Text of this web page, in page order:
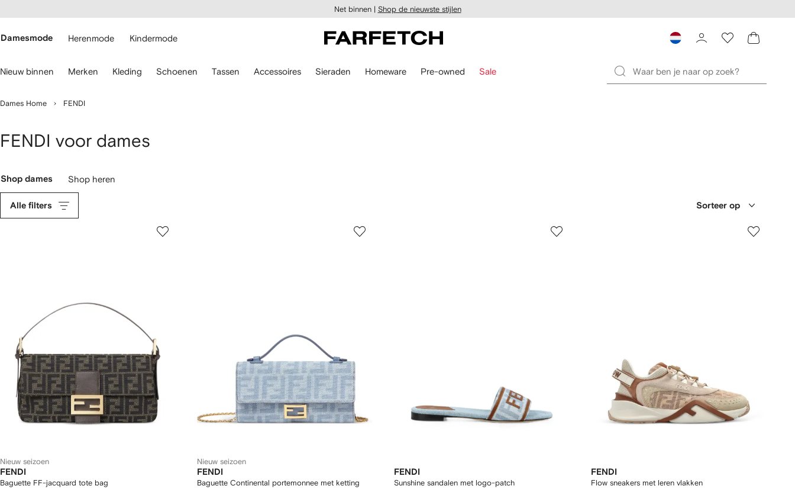
naar de
Net binnen | Shop de nieuwste stijlen
Damesmode Herenmode Kindermode
Nieuw binnen Merken Kleding Schoenen Tassen Accessoires Sieraden Homeware Pre-owned Sale
Dames Home FENDI
FENDI voor dames
Shop dames Shop heren
Alle filters Sorteer op
Nieuw seizoen
FENDI
Baguette FF-jacquard tote bag
Nieuw seizoen
FENDI
Baguette Continental portemonnee met ketting
FENDI
Sunshine sandalen met logo-patch
FENDI
Flow sneakers met leren vlakken